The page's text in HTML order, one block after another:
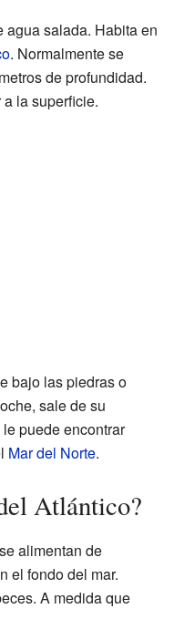
agua salada. Habita en
. Normalmente se
de profundidad.
la superficie.
bajo las piedras o
sale de su
puede encontrar
Mar del Norte.
Atlántico?
alimentan de
el fondo del mar.
A medida que